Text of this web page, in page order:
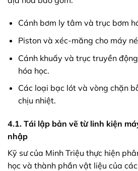
Cánh bơm ly tâm và trục bơm
Piston và xéc-măng cho máy
Cánh khuấy và trục truyền
hóa học.
Các loại bạc lót và vòng chặn
chịu nhiệt.
4.1. Tái lập bản vẽ từ linh kiện
nhập
Kỹ sư của Minh Triệu thực hiện
học và thành phần vật liệu của